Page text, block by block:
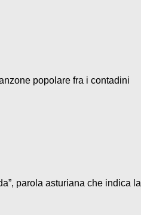
popolare fra i contadini
parola asturiana che indica la